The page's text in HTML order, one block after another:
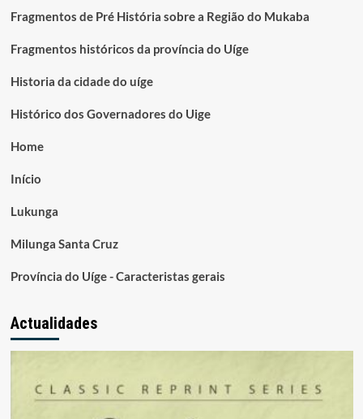
Fragmentos de Pré História sobre a Região do Mukaba
Fragmentos históricos da província do Uíge
Historia da cidade do uíge
Histórico dos Governadores do Uige
Home
Início
Lukunga
Milunga Santa Cruz
Província do Uíge - Caracteristas gerais
Actualidades